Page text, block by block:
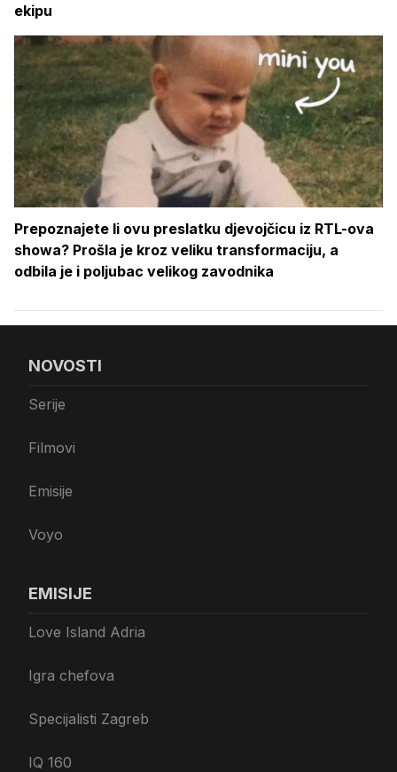
ekipu
Prepoznajete li ovu preslatku djevojčicu iz RTL-ova
showa? Prošla je kroz veliku transformaciju, a
odbila je i poljubac velikog zavodnika
NOVOSTI
Serije
Filmovi
Emisije
Voyo
EMISIJE
Love Island Adria
Igra chefova
Specijalisti Zagreb
IQ 160